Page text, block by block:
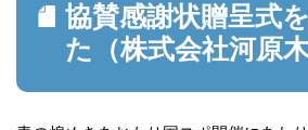
協賛感謝状贈呈式
た（株式会社河原木